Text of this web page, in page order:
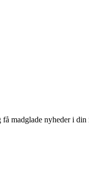
madglade nyheder i